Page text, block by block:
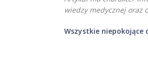
wiedzy medycznej oraz
Wszystkie niepokojące